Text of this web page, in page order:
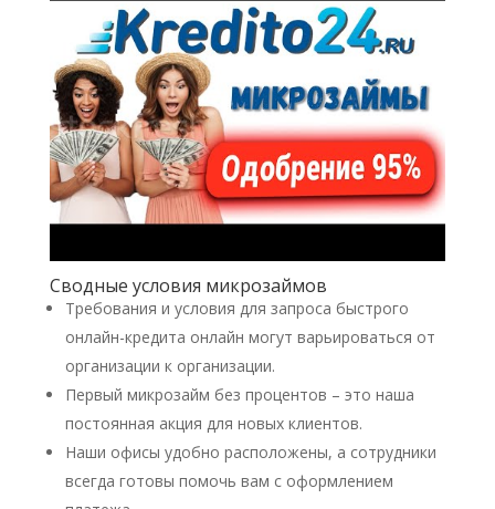
Сводные условия микрозаймов
Требования и условия для запроса быстрого
онлайн-кредита онлайн могут варьироваться от
организации к организации.
Первый микрозайм без процентов – это наша
постоянная акция для новых клиентов.
Наши офисы удобно расположены, а сотрудники
всегда готовы помочь вам с оформлением